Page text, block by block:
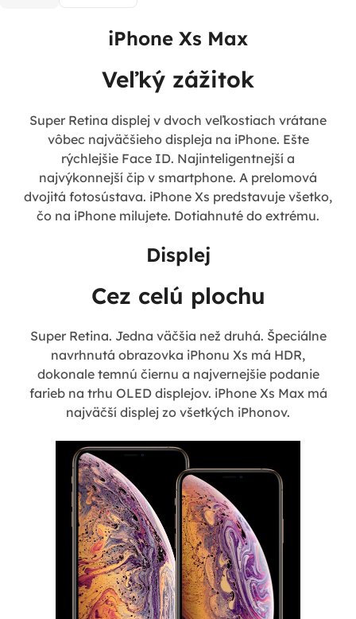
iPhone Xs Max
Veľký zážitok
Super Retina displej v dvoch veľkostiach vrátane
vôbec najväčšieho displeja na iPhone. Ešte
rýchlejšie Face ID. Najinteligentnejší a
najvýkonnejší čip v smartphone. A prelomová
dvojitá fotosústava. iPhone Xs predstavuje všetko,
čo na iPhone milujete. Dotiahnuté do extrému.
Displej
Cez celú plochu
Super Retina. Jedna väčšia než druhá. Špeciálne
navrhnutá obrazovka iPhonu Xs má HDR,
dokonale temnú čiernu a najvernejšie podanie
farieb na trhu OLED displejov. iPhone Xs Max má
najväčší displej zo všetkých iPhonov.